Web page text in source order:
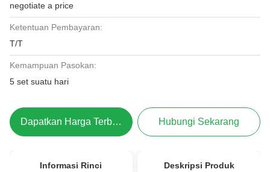
negotiate a price
Ketentuan Pembayaran:
T/T
Kemampuan Pasokan:
5 set suatu hari
Dapatkan Harga Terbaik Hubungi Sekarang
Informasi Rinci Deskripsi Produk